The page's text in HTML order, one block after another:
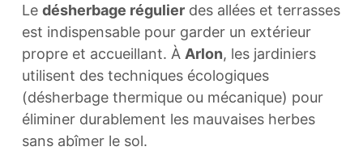
Le désherbage régulierdes allées et terrasses
est indispensable pour garder un extérieur
propre et accueillant. À Arlon, les jardiniers
utilisent des techniques écologiques
(désherbage thermique ou mécanique) pour
éliminer durablement les mauvaises herbes
sans abîmer le sol.